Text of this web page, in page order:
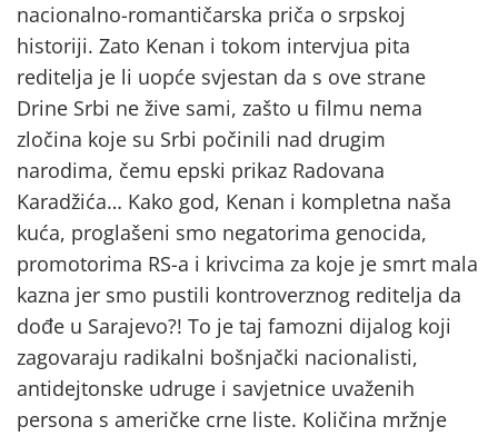
nacionalno-romantičarska priča o srpskoj
historiji. Zato Kenan i tokom intervjua pita
reditelja je li uopće svjestan da s ove strane
Drine Srbi ne žive sami, zašto u filmu nema
zločina koje su Srbi počinili nad drugim
narodima, čemu epski prikaz Radovana
Karadžića… Kako god, Kenan i kompletna naša
kuća, proglašeni smo negatorima genocida,
promotorima RS-a i krivcima za koje je smrt mala
kazna jer smo pustili kontroverznog reditelja da
dođe u Sarajevo?! To je taj famozni dijalog koji
zagovaraju radikalni bošnjački nacionalisti,
antidejtonske udruge i savjetnice uvaženih
persona s američke crne liste. Količina mržnje